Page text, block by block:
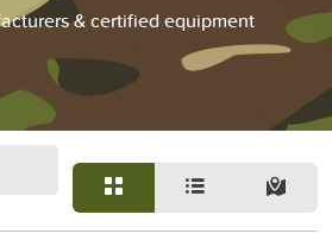
& certified equipment